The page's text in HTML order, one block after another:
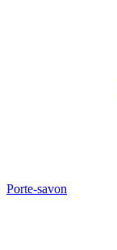
Porte-savon